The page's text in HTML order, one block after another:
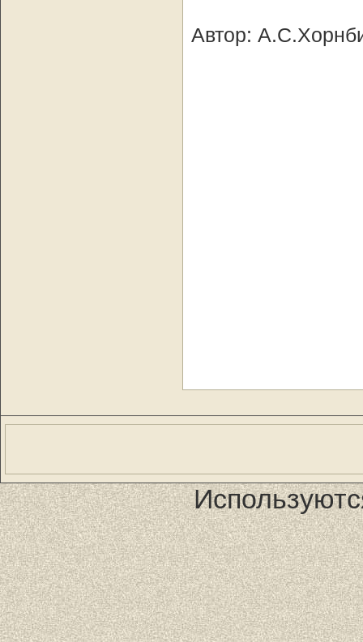
Автор: